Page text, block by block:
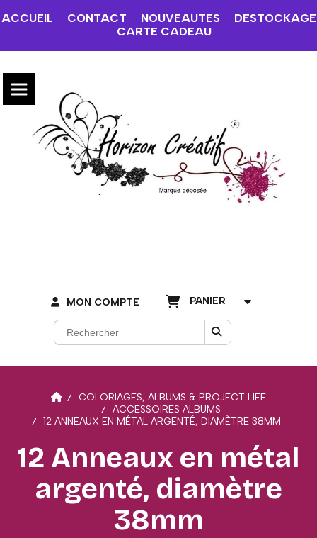
ACCUEIL CONTACT NOUVEAUTES
DESTOCKAGE
CARTE CADEAU
MON COMPTE PANIER
COLORIAGES, ALBUMS & PROJECT LIFE
ACCESSOIRES ALBUMS
12 ANNEAUX EN MÉTAL ARGENTÉ, DIAMÈTRE 38MM
12 Anneaux en métal
argenté, diamètre
38mm